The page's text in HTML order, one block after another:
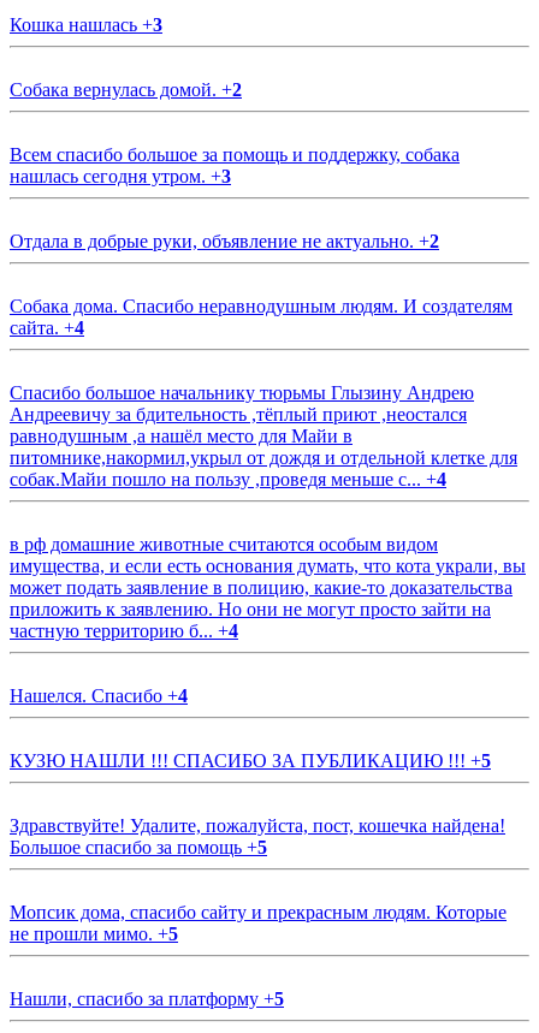
Кошка нашлась +3
Собака вернулась домой. +2
Всем спасибо большое за помощь и поддержку, собака
нашлась сегодня утром. +3
Отдала в добрые руки, объявление не актуально. +2
Собака дома. Спасибо неравнодушным людям. И создателям
сайта. +4
Спасибо большое начальнику тюрьмы Глызину Андрею
Андреевичу за бдительность ,тёплый приют ,неостался
равнодушным ,а нашёл место для Майи в
питомнике,накормил,укрыл от дождя и отдельной клетке для
собак.Майи пошло на пользу ,проведя меньше с... +4
в рф домашние животные считаются особым видом
имущества, и если есть основания думать, что кота украли, вы
может подать заявление в полицию, какие-то доказательства
приложить к заявлению. Но они не могут просто зайти на
частную территорию б... +4
Нашелся. Спасибо +4
КУЗЮ НАШЛИ !!! СПАСИБО ЗА ПУБЛИКАЦИЮ !!! +5
Здравствуйте! Удалите, пожалуйста, пост, кошечка найдена!
Большое спасибо за помощь +5
Мопсик дома, спасибо сайту и прекрасным людям. Которые
не прошли мимо. +5
Нашли, спасибо за платформу +5